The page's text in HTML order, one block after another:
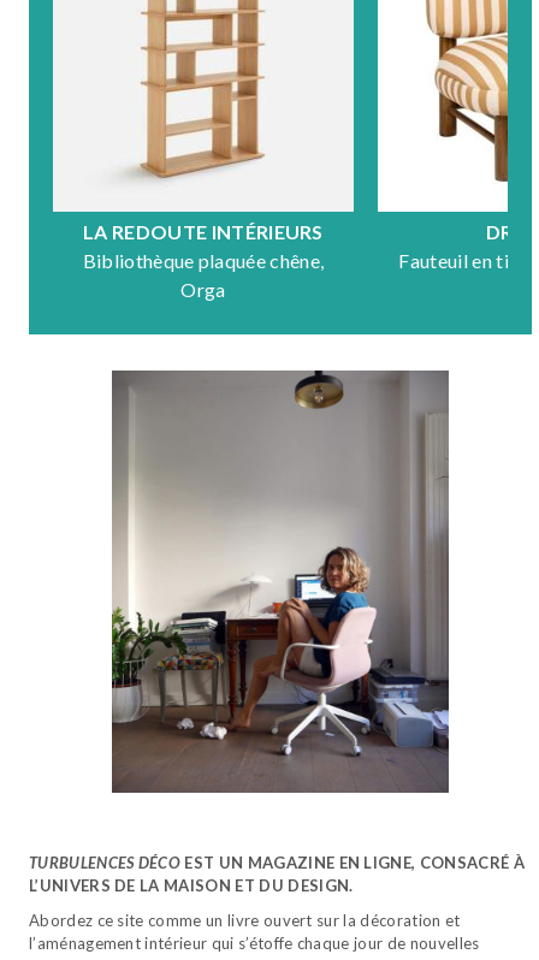
LA REDOUTE INTÉRIEURS
Bibliothèque plaquée chêne,
Orga
Fauteuil en
TURBULENCES DÉCO EST UN MAGAZINE EN LIGNE, CONSACRÉ À
L’UNIVERS DE LA MAISON ET DU DESIGN.
Abordez ce site comme un livre ouvert sur la décoration et
l’aménagement intérieur qui s’étoffe chaque jour de nouvelles